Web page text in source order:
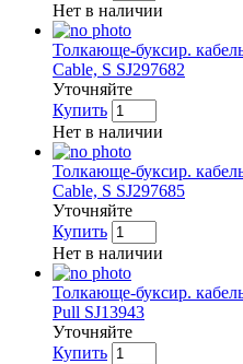
Нет в наличии
Толкающе-буксир.
Cable, S SJ297682
Уточняйте
Купить
Нет в наличии
Толкающе-буксир.
Cable, S SJ297685
Уточняйте
Купить
Нет в наличии
Толкающе-буксир.
Pull SJ13943
Уточняйте
Купить